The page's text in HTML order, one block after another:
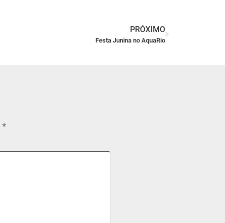
PRÓXIMO
Festa Junina no AquaRio
*